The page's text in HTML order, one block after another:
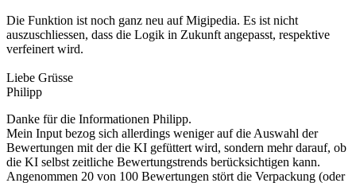
Die Funktion ist noch ganz neu auf Migipedia. Es ist nicht
auszuschliessen, dass die Logik in Zukunft angepasst, respektive
verfeinert wird.
Liebe Grüsse
Philipp
Danke für die Informationen Philipp.
Mein Input bezog sich allerdings weniger auf die Auswahl der
Bewertungen mit der die KI gefüttert wird, sondern mehr darauf, ob
die KI selbst zeitliche Bewertungstrends berücksichtigen kann.
Angenommen 20 von 100 Bewertungen stört die Verpackung (oder